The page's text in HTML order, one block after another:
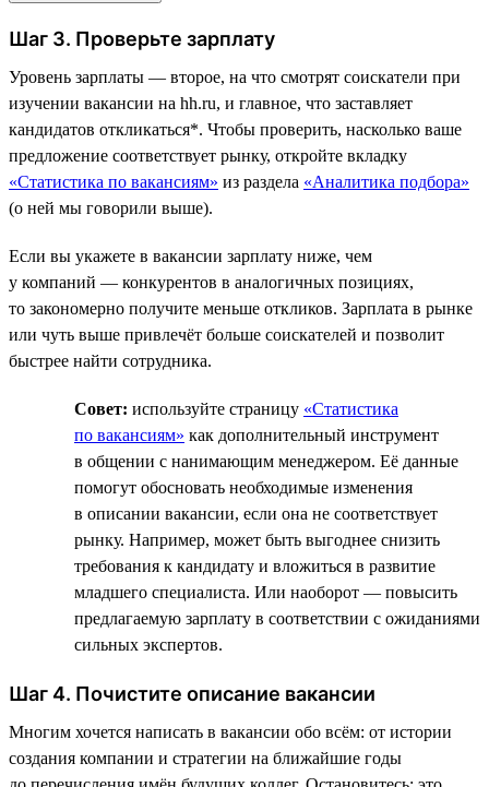
Шаг 3. Проверьте зарплату
Уровень зарплаты — второе, на что смотрят соискатели при
изучении вакансии на hh.ru, и главное, что заставляет
кандидатов откликаться*. Чтобы проверить, насколько ваше
предложение соответствует рынку, откройте вкладку
«Статистика по вакансиям» из раздела «Аналитика подбора»
(о ней мы говорили выше).
Если вы укажете в вакансии зарплату ниже, чем
у компаний — конкурентов в аналогичных позициях,
то закономерно получите меньше откликов. Зарплата в рынке
или чуть выше привлечёт больше соискателей и позволит
быстрее найти сотрудника.
Совет: используйте страницу «Статистика
по вакансиям» как дополнительный инструмент
в общении с нанимающим менеджером. Её данные
помогут обосновать необходимые изменения
в описании вакансии, если она не соответствует
рынку. Например, может быть выгоднее снизить
требования к кандидату и вложиться в развитие
младшего специалиста. Или наоборот — повысить
предлагаемую зарплату в соответствии с ожиданиями
сильных экспертов.
Шаг 4. Почистите описание вакансии
Многим хочется написать в вакансии обо всём: от истории
создания компании и стратегии на ближайшие годы